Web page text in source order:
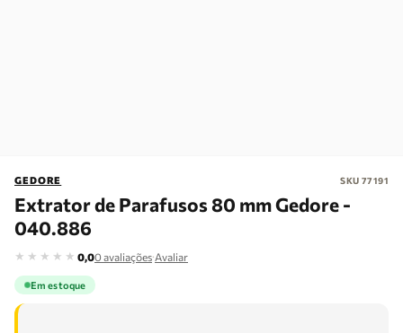
GEDORE SKU 77191
Extrator de Parafusos 80 mm Gedore -
040.886
★ ★ ★ ★ ★ 0,00 avaliações·Avaliar
Em estoque